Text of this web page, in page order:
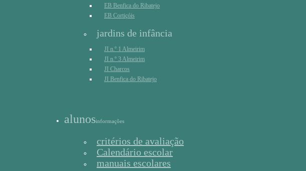
EB Benfica do Ribatejo
EB Cortiçóis
jardins de infância
JI n.º 1 Almeirim
JI n.º 3 Almeirim
JI Charcos
JI Benfica do Ribatejo
alunosinformações
critérios de avaliação
Calendário escolar
manuais escolares